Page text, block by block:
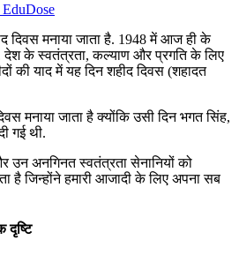
EduDose
दिवस मनाया जाता है. 1948 में आज ही के
देश के स्वतंत्रता, कल्याण और प्रगति के लिए
की याद में यह दिन शहीद दिवस (शहादत
मनाया जाता है क्योंकि उसी दिन भगत सिंह,
गई थी.
उन अनगिनत स्वतंत्रता सेनानियों को
है जिन्होंने हमारी आजादी के लिए अपना सब
दृष्टि